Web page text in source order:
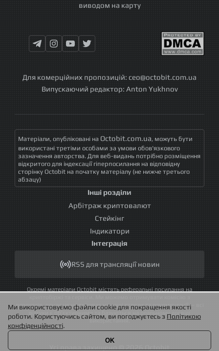
виводом на карту
Для комерційних пропозицій: ceo@octobit.com.ua
Випускаючий редактор: Anton Yukhnov
Матеріали, опубліковані на Octobit.com.ua, можуть бути
використані третіми особами за умови обов'язкового
зазначення авторства. Для веб-видань потрібно розміщення
відкритого для індексації гіперпосилання на відповідну
сторінку Octobit на початку матеріалу (не нижче третього
абзацу)
Інші розділи
Арбітраж криптовалют
Стейкінг
Індикатори
Інтеграція
RSS для трансляції новин
Окремі матеріали Octobit містять реферальні посилання на
переходів, однак це не впливає на наші огляди та рекомендації — всі
відгуки є об'єктивними та базуються на реальному досвіді
використання.
Ми використовуємо файли cookie для покращення якості
роботи. Користуючись сайтом, ви погоджуєтесь з Політикою
конфіденційності.
OK